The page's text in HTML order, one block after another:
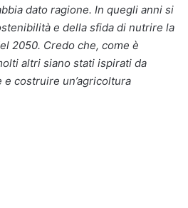
dato ragione. In quegli anni si
e della sfida di nutrire la
2050. Credo che, come è
altri siano stati ispirati da
e costruire un’agricoltura